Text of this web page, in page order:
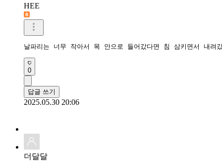
HEE
날파리는 너무 작아서 목 안으로 들어갔다면 침 삼키면서 내
0
답글 쓰기
2025.05.30 20:06
더달달